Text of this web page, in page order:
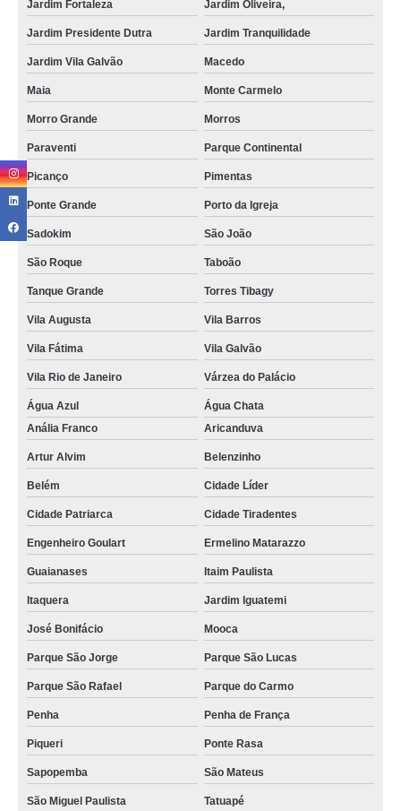
Jardim Fortaleza Jardim Oliveira,
Jardim Presidente Dutra Jardim Tranquilidade
Jardim Vila Galvão Macedo
Maia Monte Carmelo
Morro Grande Morros
Paraventi Parque Continental
Picanço Pimentas
Ponte Grande Porto da Igreja
Sadokim São João
São Roque Taboão
Tanque Grande Torres Tibagy
Vila Augusta Vila Barros
Vila Fátima Vila Galvão
Vila Rio de Janeiro Várzea do Palácio
Água Azul
Água Chata
Anália Franco
Aricanduva
Artur Alvim Belenzinho
Belém Cidade Líder
Cidade Patriarca Cidade Tiradentes
Engenheiro Goulart Ermelino Matarazzo
Guaianases Itaim Paulista
Itaquera Jardim Iguatemi
José Bonifácio Mooca
Parque São Jorge Parque São Lucas
Parque São Rafael Parque do Carmo
Penha Penha de França
Piqueri Ponte Rasa
Sapopemba São Mateus
São Miguel Paulista Tatuapé